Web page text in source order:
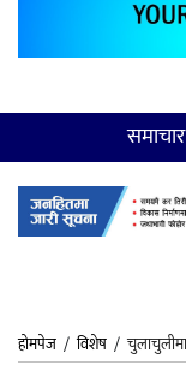
समाचार
होमपेज /विशेष /